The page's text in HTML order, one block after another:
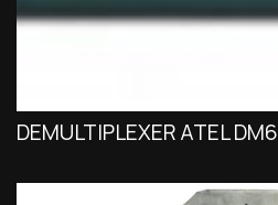
DEMULTIPLEXER ATEL DM6